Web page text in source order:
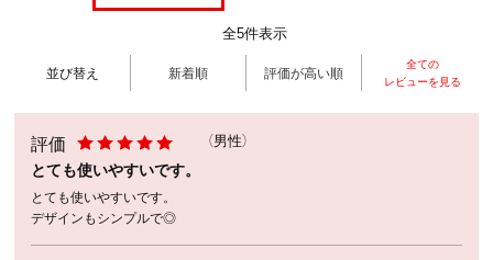
全5件表示
並び替え 新着順 評価が高い順
全ての
レビューを見る
評価 （男性）
とても使いやすいです。
とても使いやすいです。
デザインもシンプルで◎